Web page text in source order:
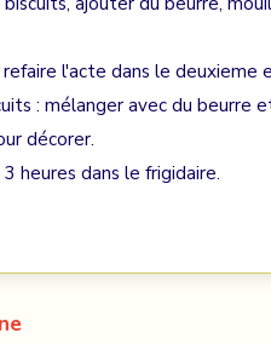
l'acte dans le deuxieme
: mélanger avec du beurre
décorer.
heures dans le frigidaire.